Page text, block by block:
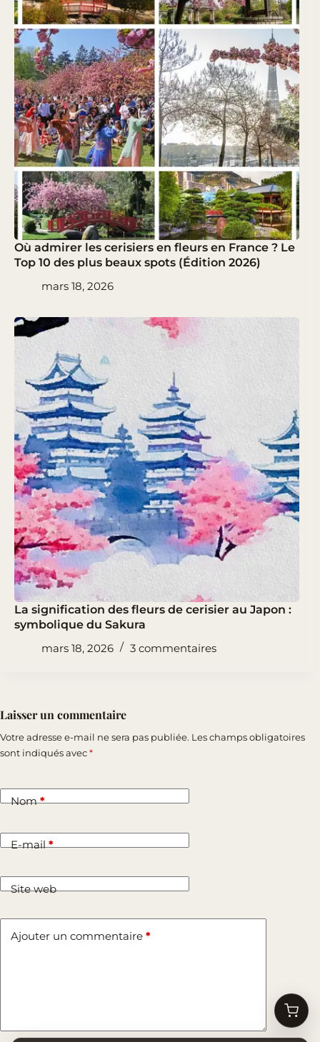
Où admirer les cerisiers en fleurs en France ? Le
Top 10 des plus beaux spots (Édition 2026)
mars 18, 2026
La signification des fleurs de cerisier au Japon :
symbolique du Sakura
mars 18, 2026
3 commentaires
Laisser un commentaire
Votre adresse e-mail ne sera pas publiée. Les champs obligatoires
sont indiqués avec*
Nom*
E-mail*
Site web
Ajouter un commentaire *